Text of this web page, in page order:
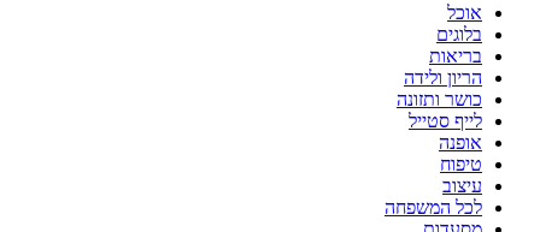
אוכל
בלוגים
בריאות
הריון ולידה
כושר ותזונה
לייף סטייל
אופנה
טיפוח
עיצוב
לכל המשפחה